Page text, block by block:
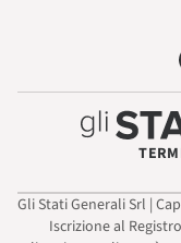
Gli Stati Generali Srl |
Iscrizione al